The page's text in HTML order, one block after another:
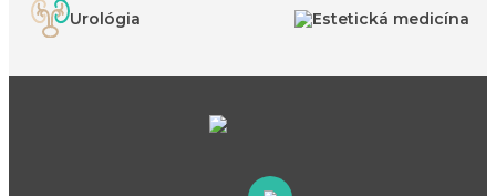
Urológia Estetická medicína